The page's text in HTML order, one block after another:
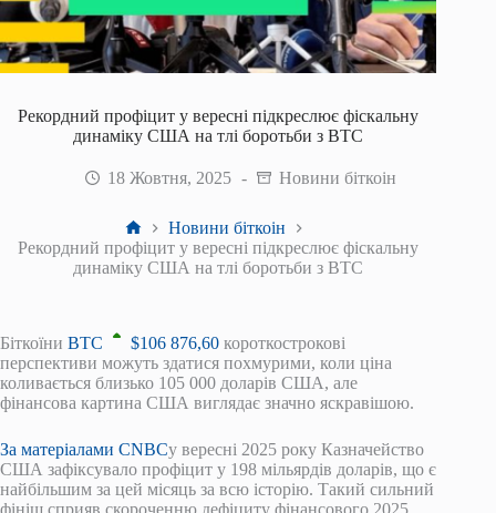
Рекордний профіцит у вересні підкреслює фіскальну
динаміку США на тлі боротьби з BTC
18 Жовтня, 2025 Новини біткоін
Головна
Новини біткоін
Рекордний профіцит у вересні підкреслює фіскальну
динаміку США на тлі боротьби з BTC
Біткоїни BTC $106 876,60 короткострокові
перспективи можуть здатися похмурими, коли ціна
коливається близько 105 000 доларів США, але
фінансова картина США виглядає значно яскравішою.
За матеріалами CNBCу вересні 2025 року Казначейство
США зафіксувало профіцит у 198 мільярдів доларів, що є
найбільшим за цей місяць за всю історію. Такий сильний
фініш сприяв скороченню дефіциту фінансового 2025